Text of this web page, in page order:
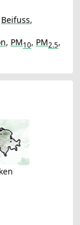
Beifuss,
, PM10, PM2.5,